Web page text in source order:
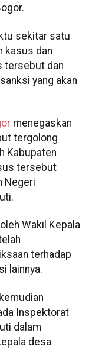
sekitar satu
kasus dan
tersebut dan
yang akan
menegaskan
tergolong
Kabupaten
tersebut
Negeri
Wakil Kepala
terhadap
lainnya.
Inspektorat
dalam
desa